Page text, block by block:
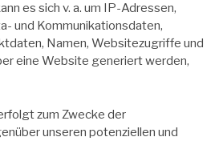
es sich v. a. um IP-Adressen,
und Kommunikationsdaten,
Namen, Websitezugriffe und
eine Website generiert werden,
zum Zwecke der
unseren potenziellen und